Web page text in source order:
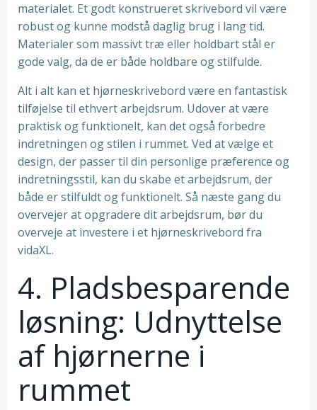
materialet. Et godt konstrueret skrivebord vil være
robust og kunne modstå daglig brug i lang tid.
Materialer som massivt træ eller holdbart stål er
gode valg, da de er både holdbare og stilfulde.
Alt i alt kan et hjørneskrivebord være en fantastisk
tilføjelse til ethvert arbejdsrum. Udover at være
praktisk og funktionelt, kan det også forbedre
indretningen og stilen i rummet. Ved at vælge et
design, der passer til din personlige præference og
indretningsstil, kan du skabe et arbejdsrum, der
både er stilfuldt og funktionelt. Så næste gang du
overvejer at opgradere dit arbejdsrum, bør du
overveje at investere i et hjørneskrivebord fra
vidaXL.
4. Pladsbesparende
løsning: Udnyttelse
af hjørnerne i
rummet